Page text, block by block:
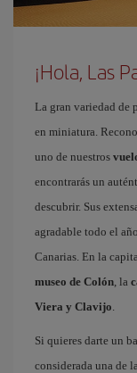
¡Hola, Las
La gran variedad de
en miniatura.
uno de nuestros
encontrarás un
descubrir. Sus
agradable todo el
Canarias. En la
museo de Colón, la
Viera y Clavijo.
Si quieres darte un
considerada una de